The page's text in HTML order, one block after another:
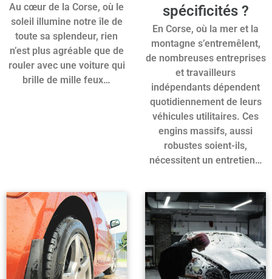
Au cœur de la Corse, où le
soleil illumine notre île de
toute sa splendeur, rien
n’est plus agréable que de
rouler avec une voiture qui
brille de mille feux…
spécificités ?
En Corse, où la mer et la
montagne s’entremêlent,
de nombreuses entreprises
et travailleurs
indépendants dépendent
quotidiennement de leurs
véhicules utilitaires. Ces
engins massifs, aussi
robustes soient-ils,
nécessitent un entretien…